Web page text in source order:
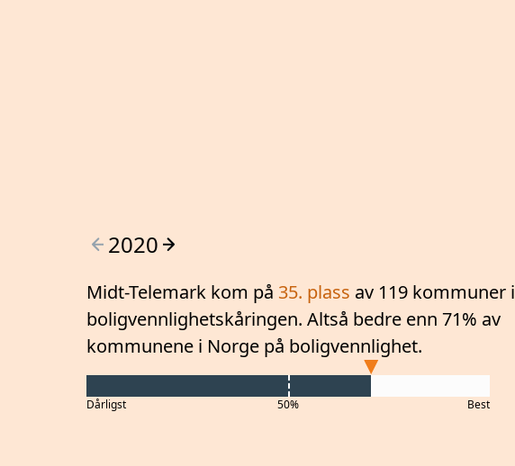
2020
Midt-Telemark kom på 35. plass av 119 kommuner i
boligvennlighetskåringen. Altså bedre enn 71% av
kommunene i Norge på boligvennlighet.
Dårligst 50% Best